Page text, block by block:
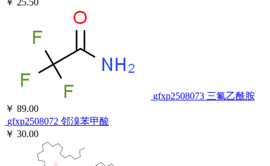
gfxp2508073 三氟乙酰胺
￥ 89.00
gfxp2508072 邻溴苯甲酸
￥ 30.00